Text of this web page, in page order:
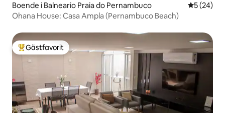
Boende i Balneario Praia do Pernambuco 5 av 5 i
5 (24)
Ohana House: Casa Ampla (Pernambuco Beach)
Populär gästfavorit
Gästfavorit